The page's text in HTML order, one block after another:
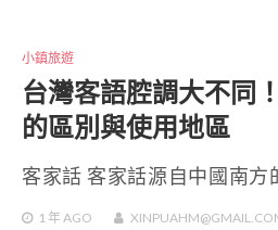
小鎮旅遊
台灣客語腔調大不同
的區別與使用地區
客家話 客家話源自中國南
1 年 AGO